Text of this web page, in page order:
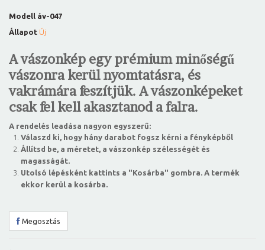
Modell áv-047
Állapot Új
A vászonkép egy prémium minőségű
vászonra kerül nyomtatásra, és
vakrámára feszítjük. A vászonképeket
csak fel kell akasztanod a falra.
A rendelés leadása nagyon egyszerű:
Válaszd ki, hogy hány darabot fogsz kérni a fényképből
Állítsd be, a méretet, a vászonkép szélességét és
magasságát.
Utolsó lépésként kattints a "Kosárba" gombra. A termék
ekkor kerül a kosárba.
Megosztás